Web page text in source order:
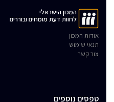
המכון הישראלי
לחוות דעת מומחים ובוררים
אודות המכון
תנאי שימוש
צור קשר
טפסים נוספים